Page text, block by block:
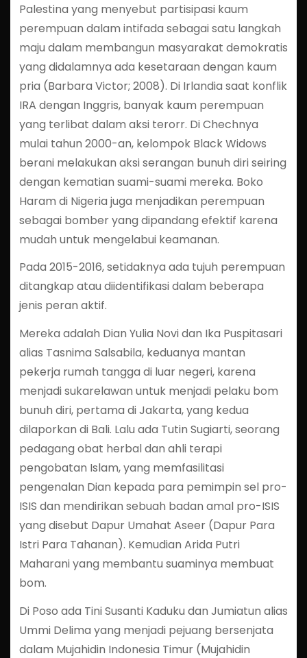
Palestina yang menyebut partisipasi kaum
perempuan dalam intifada sebagai satu langkah
maju dalam membangun masyarakat demokratis
yang didalamnya ada kesetaraan dengan kaum
pria (Barbara Victor; 2008). Di Irlandia saat konflik
IRA dengan Inggris, banyak kaum perempuan
yang terlibat dalam aksi terorr. Di Chechnya
mulai tahun 2000-an, kelompok Black Widows
berani melakukan aksi serangan bunuh diri seiring
dengan kematian suami-suami mereka. Boko
Haram di Nigeria juga menjadikan perempuan
sebagai bomber yang dipandang efektif karena
mudah untuk mengelabui keamanan.
Pada 2015-2016, setidaknya ada tujuh perempuan
ditangkap atau diidentifikasi dalam beberapa
jenis peran aktif.
Mereka adalah Dian Yulia Novi dan Ika Puspitasari
alias Tasnima Salsabila, keduanya mantan
pekerja rumah tangga di luar negeri, karena
menjadi sukarelawan untuk menjadi pelaku bom
bunuh diri, pertama di Jakarta, yang kedua
dilaporkan di Bali. Lalu ada Tutin Sugiarti, seorang
pedagang obat herbal dan ahli terapi
pengobatan Islam, yang memfasilitasi
pengenalan Dian kepada para pemimpin sel pro-
ISIS dan mendirikan sebuah badan amal pro-ISIS
yang disebut Dapur Umahat Aseer (Dapur Para
Istri Para Tahanan). Kemudian Arida Putri
Maharani yang membantu suaminya membuat
bom.
Di Poso ada Tini Susanti Kaduku dan Jumiatun alias
Ummi Delima yang menjadi pejuang bersenjata
dalam Mujahidin Indonesia Timur (Mujahidin